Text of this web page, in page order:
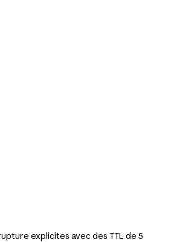
explicites avec des TTL de 5